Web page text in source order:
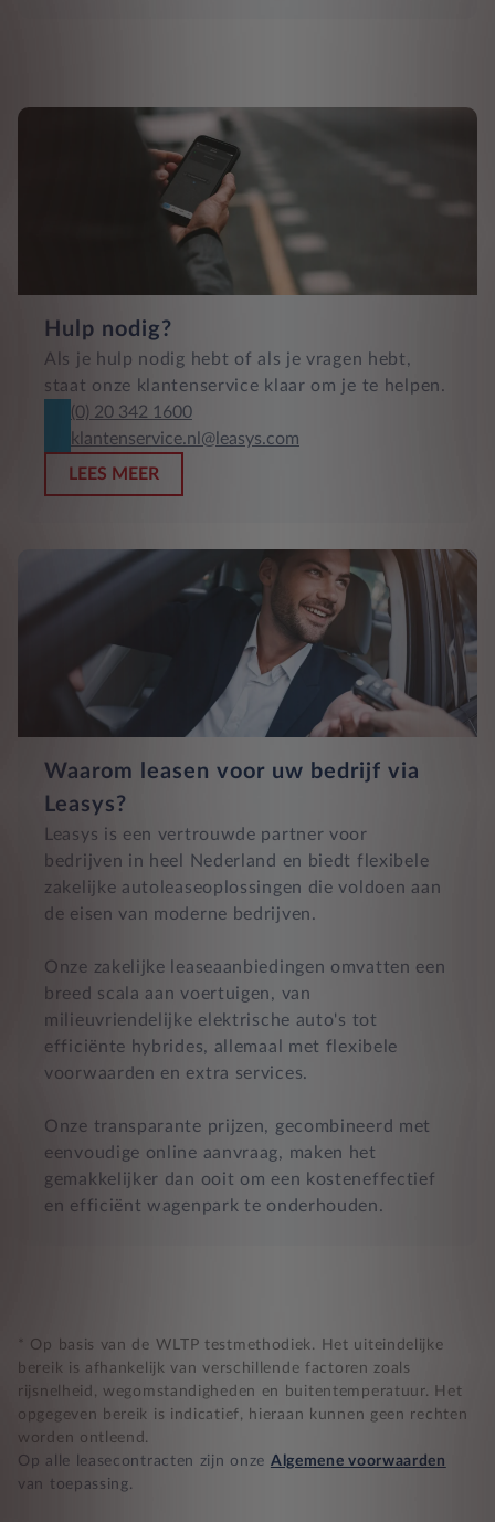
Hulp nodig?
Als je hulp nodig hebt of als je vragen hebt,
staat onze klantenservice klaar om je te helpen.
(0) 20 342 1600
klantenservice.nl@leasys.com
LEES MEER
Waarom leasen voor uw bedrijf via
Leasys?
Leasys is een vertrouwde partner voor
bedrijven in heel Nederland en biedt flexibele
zakelijke autoleaseoplossingen die voldoen aan
de eisen van moderne bedrijven.
Onze zakelijke leaseaanbiedingen omvatten een
breed scala aan voertuigen, van
milieuvriendelijke elektrische auto's tot
efficiënte hybrides, allemaal met flexibele
voorwaarden en extra services.
Onze transparante prijzen, gecombineerd met
eenvoudige online aanvraag, maken het
gemakkelijker dan ooit om een kosteneffectief
en efficiënt wagenpark te onderhouden.
* Op basis van de WLTP testmethodiek. Het uiteindelijke
bereik is afhankelijk van verschillende factoren zoals
rijsnelheid, wegomstandigheden en buitentemperatuur. Het
opgegeven bereik is indicatief, hieraan kunnen geen rechten
worden ontleend.
Op alle leasecontracten zijn onze Algemene voorwaarden
van toepassing.